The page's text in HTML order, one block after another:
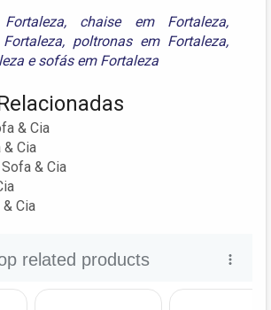
, chaise em Fortaleza,
, poltronas em Fortaleza,
esofás em Fortaleza
& Cia
Cia
& Cia
Cia